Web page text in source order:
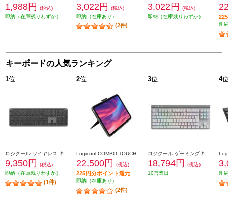
1,988円
(税込)
即納（在庫残りわずか）
3,022円
(税込)
即納（在庫あり）
(2件)
3,022円
(税込)
即納（在庫残りわずか）
即
キーボードの人気ランキング
1位
9,350円
(税込)
即納（在庫残りわずか）
(1件)
2位
22,500円 (税込)
225円分ポイント還元
即納（在庫あり）
(2件)
3位
18,794円
(税込)
10営業日
4
即